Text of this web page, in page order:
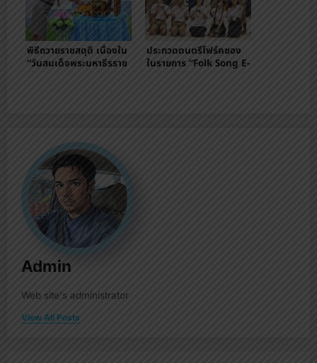
พิธีถวายราชสดุดี เนื่องใน
“วันสมเด็จพระมหาธีรราช
ประกวดดนตรีโฟร์คซอง
ในรายการ “Folk Song E-
Admin
Web site's administrator
View All Posts